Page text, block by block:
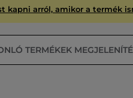
kapni arról, amikor a termék
TERMÉKEK